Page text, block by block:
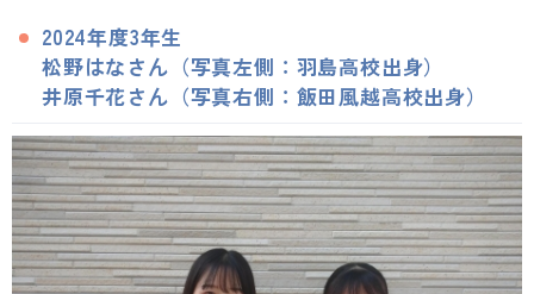
2024年度3年生
松野はなさん（写真左側：羽島高校出身）
井原千花さん（写真右側：飯田風越高校出身）